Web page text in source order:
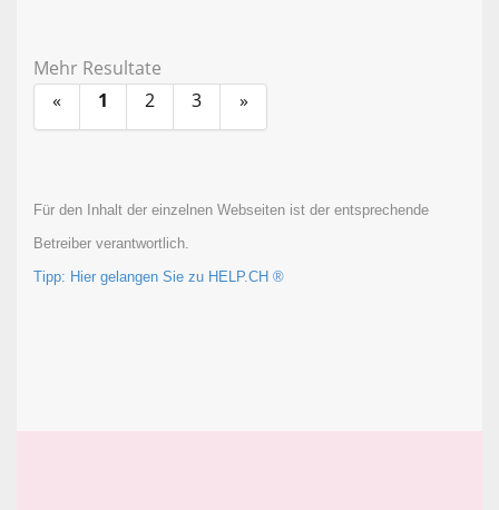
Mehr Resultate
«
1 2 3 »
Für den Inhalt der einzelnen Webseiten ist der entsprechende
Betreiber verantwortlich.
Tipp: Hier gelangen Sie zu HELP.CH ®